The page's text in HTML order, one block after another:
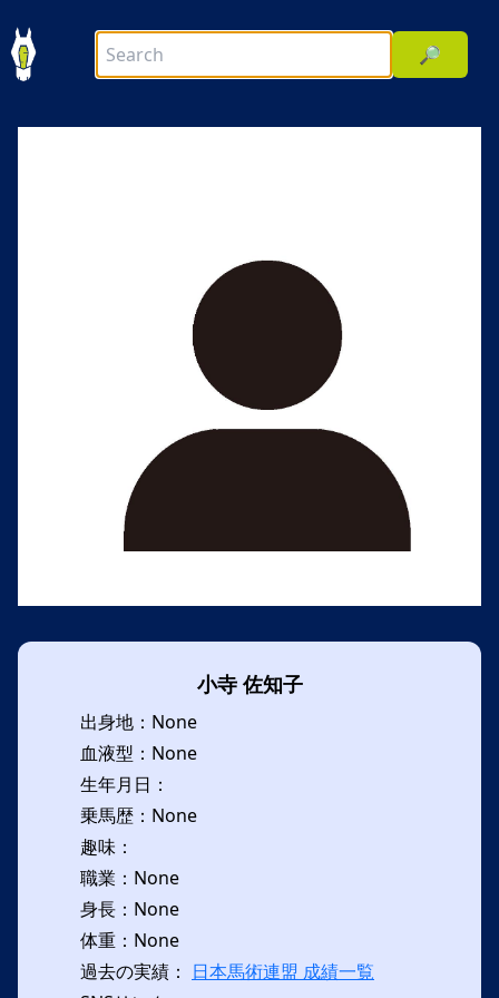
🔎
小寺 佐知子
出身地：None
血液型：None
生年月日：
乗馬歴：None
趣味：
職業：None
身長：None
体重：None
過去の実績： 日本馬術連盟 成績一覧